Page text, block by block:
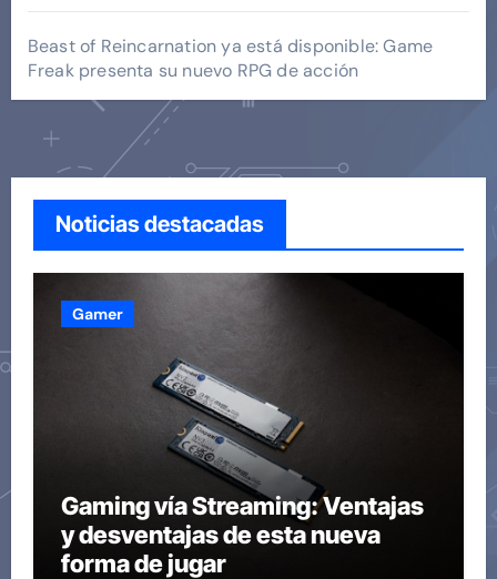
Beast of Reincarnation ya está disponible: Game
Freak presenta su nuevo RPG de acción
Noticias destacadas
Gamer
Gaming vía Streaming: Ventajas
y desventajas de esta nueva
forma de jugar